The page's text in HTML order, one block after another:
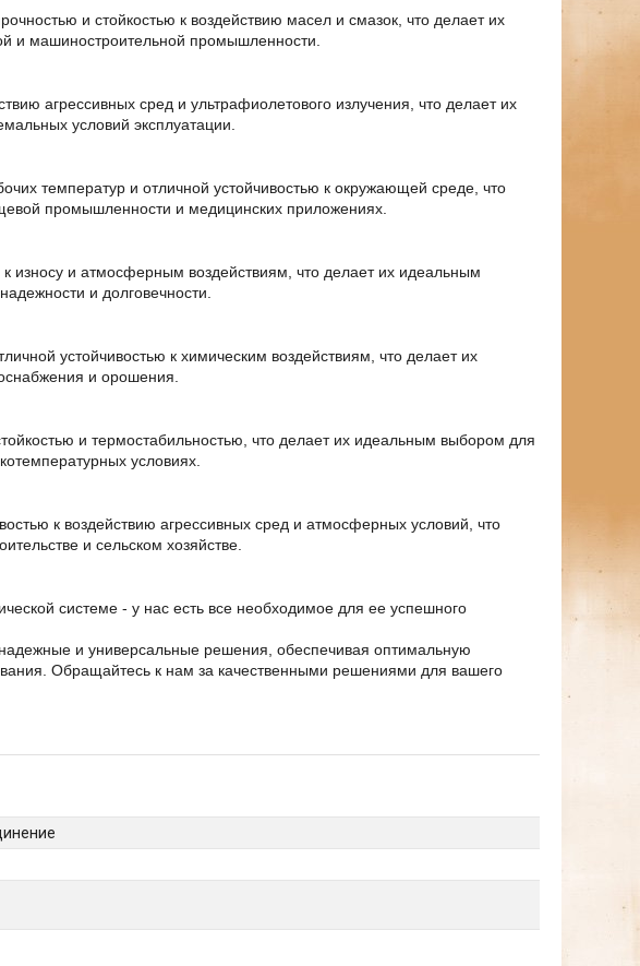
и стойкостью к воздействию масел и смазок, что делает их
и машиностроительной промышленности.
агрессивных сред и ультрафиолетового излучения, что делает их
условий эксплуатации.
температур и отличной устойчивостью к окружающей среде, что
промышленности и медицинских приложениях.
износу и атмосферным воздействиям, что делает их идеальным
и долговечности.
устойчивостью к химическим воздействиям, что делает их
и орошения.
и термостабильностью, что делает их идеальным выбором для
условиях.
к воздействию агрессивных сред и атмосферных условий, что
и сельском хозяйстве.
системе - у нас есть все необходимое для ее успешного
и универсальные решения, обеспечивая оптимальную
Обращайтесь к нам за качественными решениями для вашего